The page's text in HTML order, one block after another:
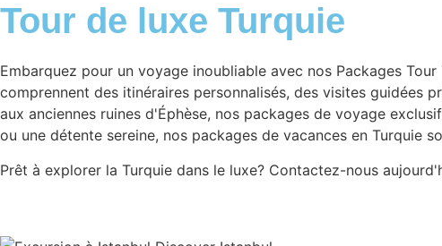
Tour de luxe Turquie
Embarquez pour un voyage inoubliable avec nos Packages
comprennent des itinéraires personnalisés, des visites guidées
aux anciennes ruines d'Éphèse, nos packages de voyage
ou une détente sereine, nos packages de vacances en Turquie
Prêt à explorer la Turquie dans le luxe? Contactez-nous